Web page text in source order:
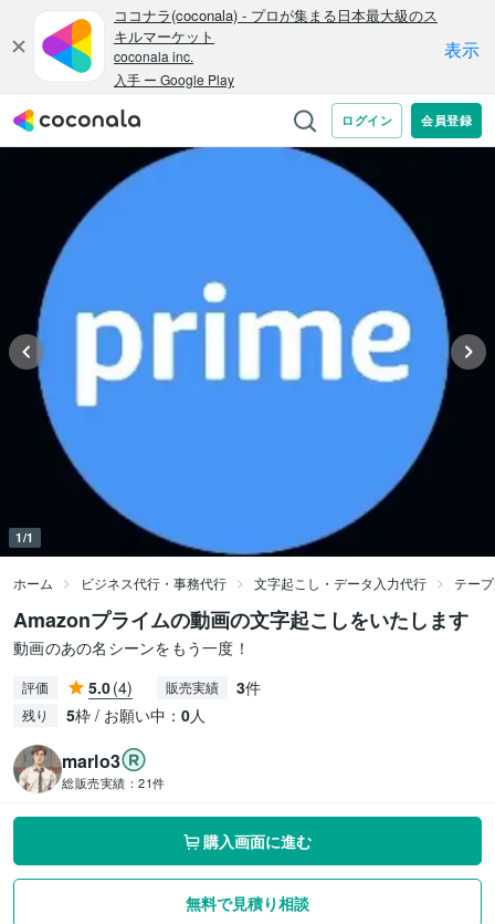
1/1
ホーム ビジネス代行・事務代行 文字起こし・データ入力代行 テー
Amazonプライムの動画の文字起こしをいたします
動画のあの名シーンをもう一度！
評価 5.0(4) 販売実績 3件
残り 5枠 / お願い中： 0人
marlo3
総販売実績： 21件
購入画面に進む
無料で見積り相談